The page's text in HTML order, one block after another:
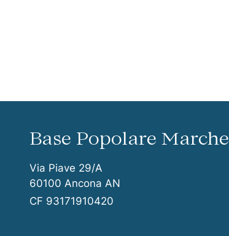
Base Popolare Marche
Via Piave 29/A
60100 Ancona AN
CF 93171910420